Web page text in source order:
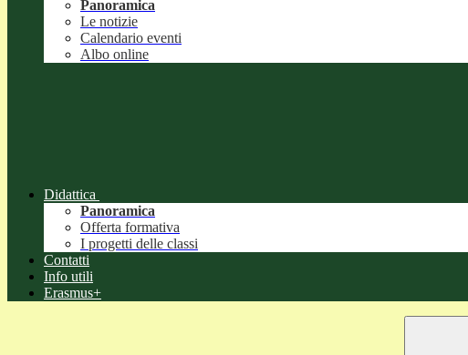
Panoramica
Le notizie
Calendario eventi
Albo online
Didattica
Panoramica
Offerta formativa
I progetti delle classi
Contatti
Info utili
Erasmus+